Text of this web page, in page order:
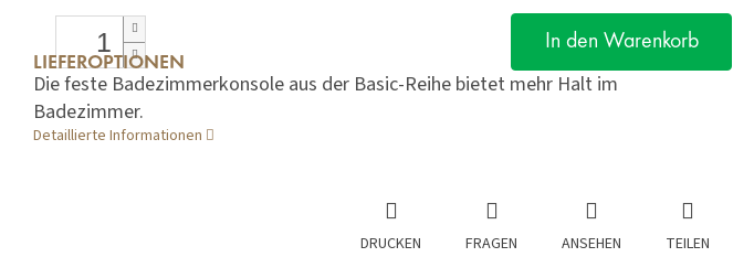
LIEFEROPTIONEN
In den Warenkorb
Die feste Badezimmerkonsole aus der Basic-Reihe bietet mehr Halt im
Badezimmer.
Detaillierte Informationen
DRUCKEN FRAGEN ANSEHEN TEILEN